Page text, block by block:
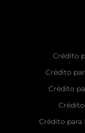
Crédito
Crédito
Crédito
Crédito para